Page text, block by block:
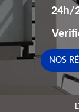
24h/
NOS